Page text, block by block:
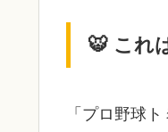
🐯 これ
「プロ野球